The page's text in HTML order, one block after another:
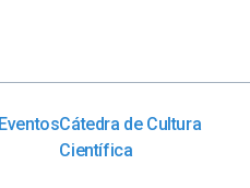
EventosCátedra de Cultura
Científica